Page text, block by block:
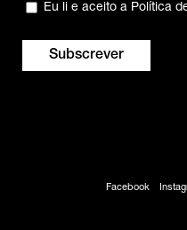
Privacidade
Eu li e aceito a Política
Facebook